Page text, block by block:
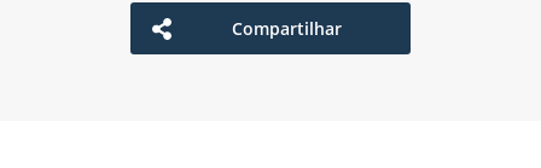
Compartilhar